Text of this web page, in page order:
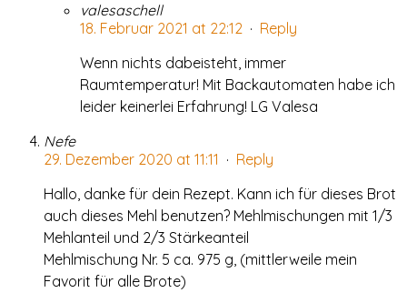
valesaschell
18. Februar 2021 at 22:12 · Reply
Wenn nichts dabeisteht, immer
Raumtemperatur! Mit Backautomaten habe ich
leider keinerlei Erfahrung! LG Valesa
Nefe
29. Dezember 2020 at 11:11 · Reply
Hallo, danke für dein Rezept. Kann ich für dieses Brot
auch dieses Mehl benutzen? Mehlmischungen mit 1/3
Mehlanteil und 2/3 Stärkeanteil
Mehlmischung Nr. 5 ca. 975 g, (mittlerweile mein
Favorit für alle Brote)